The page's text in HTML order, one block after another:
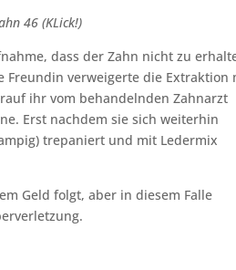
46 (KLick!)
dass der Zahn nicht zu
Freundin verweigerte die Extraktion
ihr vom behandelnden Zahnarzt
Erst nachdem sie sich weiterhin
trepaniert und mit Ledermix
Geld folgt, aber in diesem Falle